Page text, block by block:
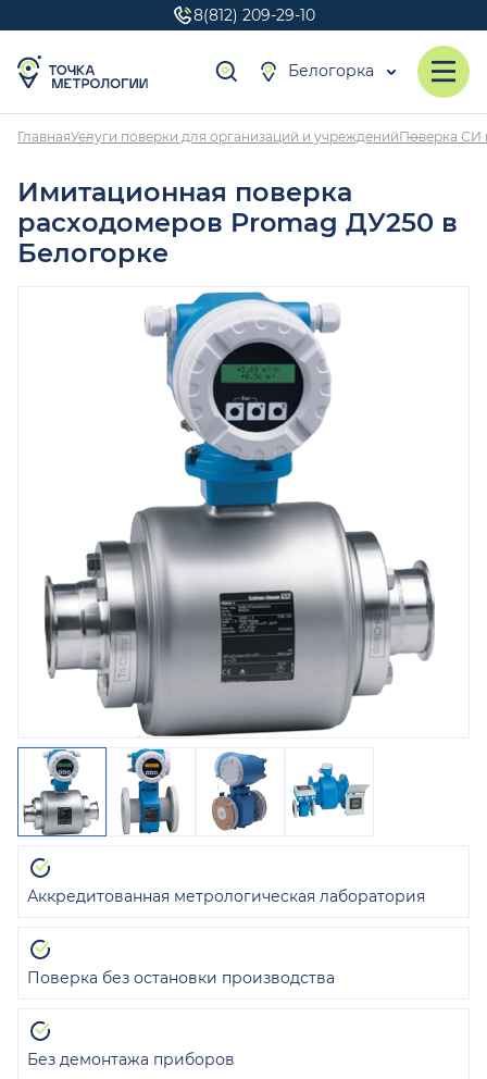
8(812) 209-29-10
Белогорка
ГлавнаяУслуги поверки для организаций и учрежденийПоверка СИ
Имитационная поверка
расходомеров Promag ДУ250 в
Белогорке
Аккредитованная метрологическая лаборатория
Поверка без остановки производства
Без демонтажа приборов